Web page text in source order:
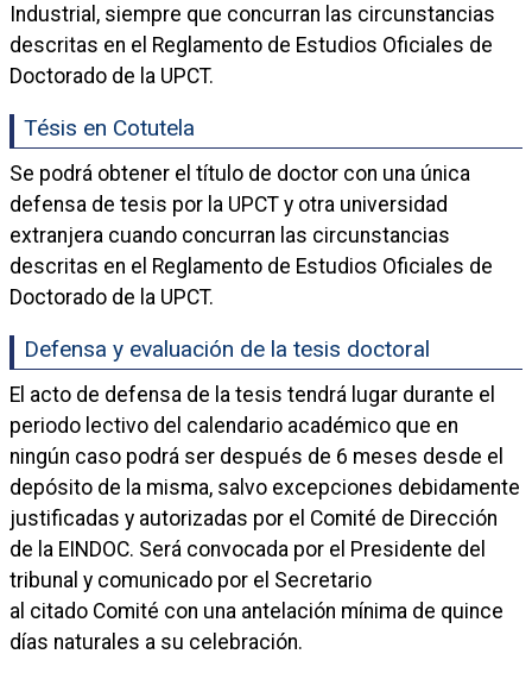
Industrial, siempre que concurran las circunstancias
descritas en el Reglamento de Estudios Oficiales de
Doctorado de la UPCT.
Tésis en Cotutela
Se podrá obtener el título de doctor con una única
defensa de tesis por la UPCT y otra universidad
extranjera cuando concurran las circunstancias
descritas en el Reglamento de Estudios Oficiales de
Doctorado de la UPCT.
Defensa y evaluación de la tesis doctoral
El acto de defensa de la tesis tendrá lugar durante el
periodo lectivo del calendario académico que en
ningún caso podrá ser después de 6 meses desde el
depósito de la misma, salvo excepciones debidamente
justificadas y autorizadas por el Comité de Dirección
de la EINDOC. Será convocada por el Presidente del
tribunal y comunicado por el Secretario
al citado Comité con una antelación mínima de quince
días naturales a su celebración.